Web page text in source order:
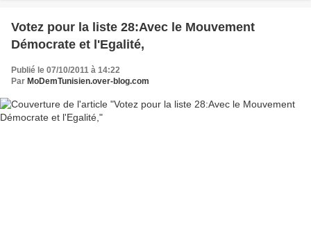
Votez pour la liste 28:Avec le Mouvement
Démocrate et l'Egalité,
Publié le 07/10/2011 à 14:22
Par MoDemTunisien.over-blog.com